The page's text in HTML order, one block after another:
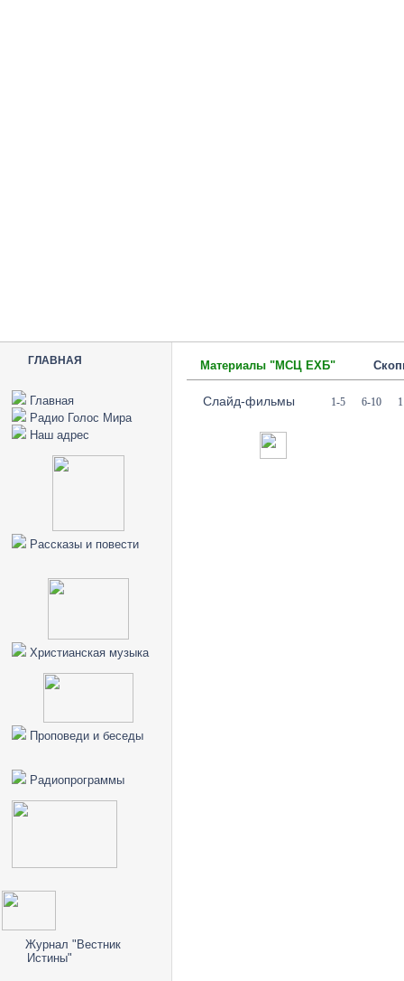
ГЛАВНАЯ
Главная
Радио Голос Мира
Наш адрес
Рассказы и повести
Христианская музыка
Проповеди и беседы
Радиопрограммы
Журнал "Вестник
Истины"
Материалы "МСЦ ЕХБ"
Слайд-фильмы 1-5 6-10